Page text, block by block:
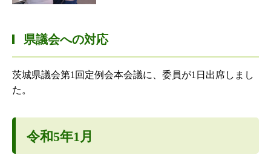
県議会への対応
茨城県議会第1回定例会本会議に、委員が1日出席しまし
た。
令和5年1月